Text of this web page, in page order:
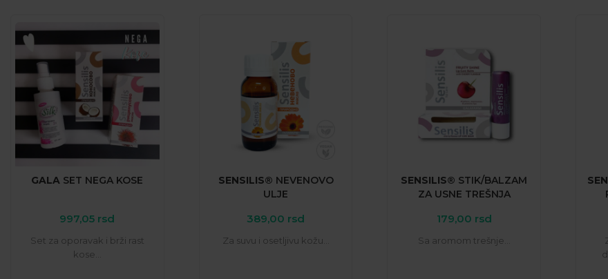
GALA SET NEGA KOSE
997,05 rsd
Set za oporavak i brži rast
kose...
SENSILIS® NEVENOVO
ULJE
389,00 rsd
Za suvu i osetljivu kožu...
SENSILIS® STIK/BALZAM
ZA USNE TREŠNJA
179,00 rsd
Sa aromom trešnje...